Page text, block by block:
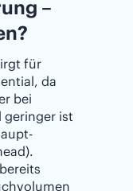
–
für
da
bei
geringer ist